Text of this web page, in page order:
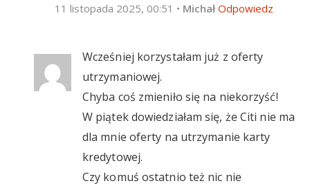
11 listopada 2025, 00:51 • Michał Odpowiedz
Wcześniej korzystałam już z oferty
utrzymaniowej.
Chyba coś zmieniło się na niekorzyść!
W piątek dowiedziałam się, że Citi nie ma
dla mnie oferty na utrzymanie karty
kredytowej.
Czy komuś ostatnio też nic nie